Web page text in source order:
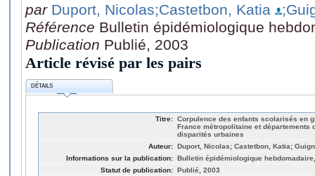
par Duport, Nicolas;Castetbon, Katia
Référence Bulletin épidémiologique
Publication Publié, 2003
Article révisé par les pairs
DÉTAILS
Titre: Corpulence des enfants scolarisés en
France métropolitaine et départements
disparités urbaines
Auteur: Duport, Nicolas; Castetbon, Katia;
Informations sur la publication: Bulletin épidémiologique
Statut de publication: Publié, 2003